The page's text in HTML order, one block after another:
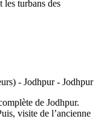
les turbans des
de Jodhpur.
visite de l’ancienne